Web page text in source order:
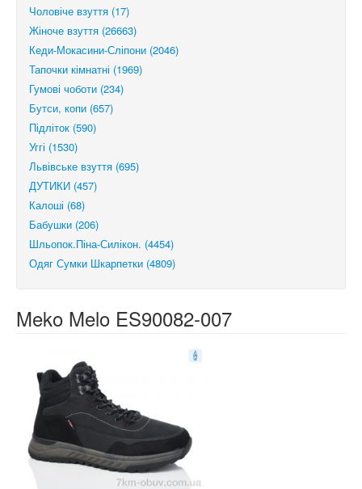
Чоловіче взуття (17)
Жіноче взуття (26663)
Кеди-Мокасини-Сліпони (2046)
Тапочки кімнатні (1969)
Гумові чоботи (234)
Бутси, копи (657)
Підліток (590)
Уггі (1530)
Львівське взуття (695)
ДУТИКИ (457)
Калоші (68)
Бабушки (206)
Шльопок.Піна-Силікон. (4454)
Одяг Сумки Шкарпетки (4809)
Meko Melo ES90082-007